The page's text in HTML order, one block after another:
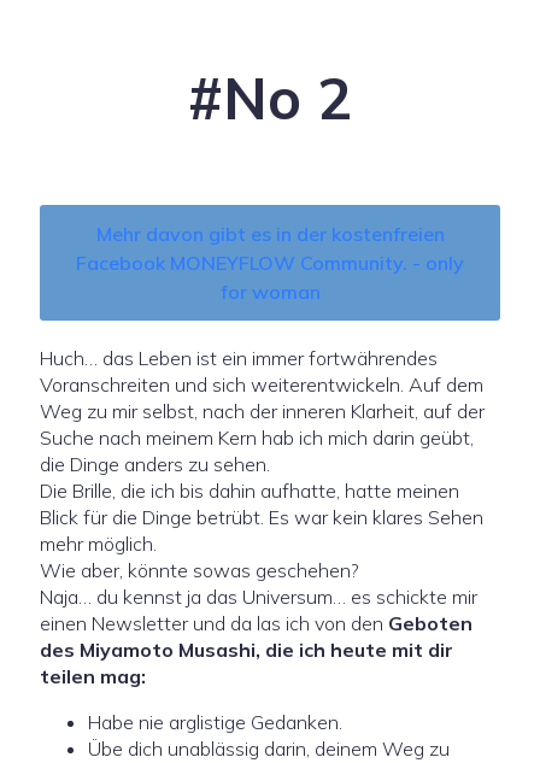
#No 2
Mehr davon gibt es in der kostenfreien
Facebook MONEYFLOW Community. - only
for woman
Huch… das Leben ist ein immer fortwährendes
Voranschreiten und sich weiterentwickeln. Auf dem
Weg zu mir selbst, nach der inneren Klarheit, auf der
Suche nach meinem Kern hab ich mich darin geübt,
die Dinge anders zu sehen.
Die Brille, die ich bis dahin aufhatte, hatte meinen
Blick für die Dinge betrübt. Es war kein klares Sehen
mehr möglich.
Wie aber, könnte sowas geschehen?
Naja… du kennst ja das Universum… es schickte mir
einen Newsletter und da las ich von den Geboten
des Miyamoto Musashi, die ich heute mit dir
teilen mag:
Habe nie arglistige Gedanken.
Übe dich unablässig darin, deinem Weg zu